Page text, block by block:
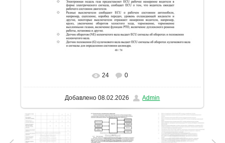
В реальном размере 1131x1600
24 0
Добавлено 08.02.2026 Admin